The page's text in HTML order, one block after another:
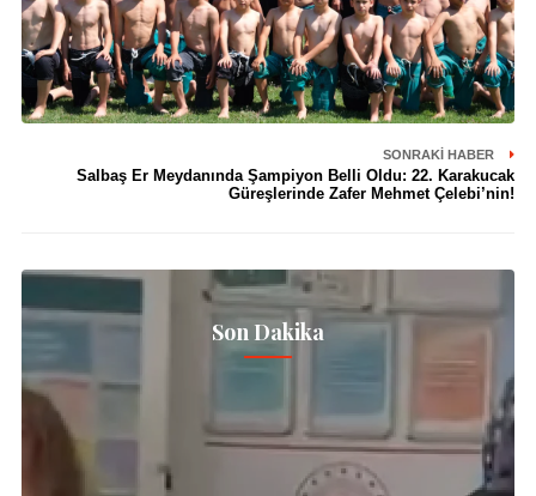
SONRAKI HABER
Salbaş Er Meydanında Şampiyon Belli Oldu: 22. Karakucak
Güreşlerinde Zafer Mehmet Çelebi’nin!
Son Dakika